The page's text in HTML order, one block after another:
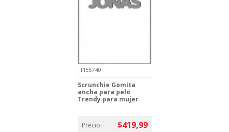
TT155740
Scrunchie Gomita
ancha para pelo
Trendy para mujer
Precio: $419,99